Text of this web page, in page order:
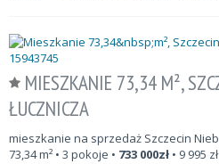
MIESZKANIE 73,34 M²,
ŁUCZNICZA
mieszkanie na sprzedaż Szczecin
73,34m² • 3 pokoje • 733 000zł • 9 995